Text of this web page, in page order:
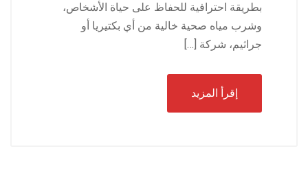
بطريقة احترافية للحفاظ على حياة الأشخاص،
وشرب مياه صحية خالية من أي بكتيريا أو
جراثيم، شركة […]
إقرأ المزيد